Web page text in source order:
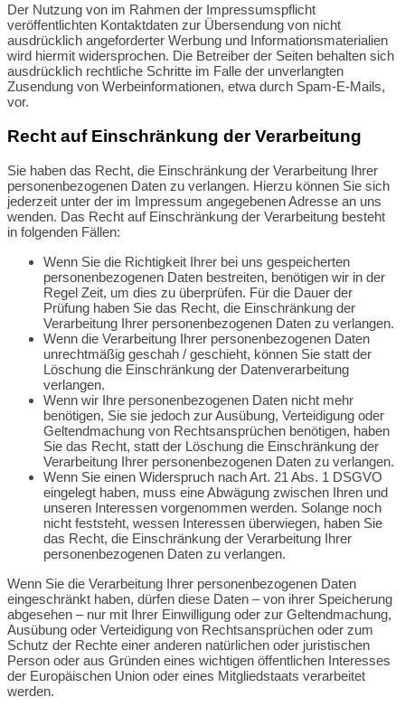
Der Nutzung von im Rahmen der Impressumspflicht
veröffentlichten Kontaktdaten zur Übersendung von nicht
ausdrücklich angeforderter Werbung und Informationsmaterialien
wird hiermit widersprochen. Die Betreiber der Seiten behalten sich
ausdrücklich rechtliche Schritte im Falle der unverlangten
Zusendung von Werbeinformationen, etwa durch Spam-E-Mails,
vor.
Recht auf Einschränkung der Verarbeitung
Sie haben das Recht, die Einschränkung der Verarbeitung Ihrer
personenbezogenen Daten zu verlangen. Hierzu können Sie sich
jederzeit unter der im Impressum angegebenen Adresse an uns
wenden. Das Recht auf Einschränkung der Verarbeitung besteht
in folgenden Fällen:
Wenn Sie die Richtigkeit Ihrer bei uns gespeicherten
personenbezogenen Daten bestreiten, benötigen wir in der
Regel Zeit, um dies zu überprüfen. Für die Dauer der
Prüfung haben Sie das Recht, die Einschränkung der
Verarbeitung Ihrer personenbezogenen Daten zu verlangen.
Wenn die Verarbeitung Ihrer personenbezogenen Daten
unrechtmäßig geschah / geschieht, können Sie statt der
Löschung die Einschränkung der Datenverarbeitung
verlangen.
Wenn wir Ihre personenbezogenen Daten nicht mehr
benötigen, Sie sie jedoch zur Ausübung, Verteidigung oder
Geltendmachung von Rechtsansprüchen benötigen, haben
Sie das Recht, statt der Löschung die Einschränkung der
Verarbeitung Ihrer personenbezogenen Daten zu verlangen.
Wenn Sie einen Widerspruch nach Art. 21 Abs. 1 DSGVO
eingelegt haben, muss eine Abwägung zwischen Ihren und
unseren Interessen vorgenommen werden. Solange noch
nicht feststeht, wessen Interessen überwiegen, haben Sie
das Recht, die Einschränkung der Verarbeitung Ihrer
personenbezogenen Daten zu verlangen.
Wenn Sie die Verarbeitung Ihrer personenbezogenen Daten
eingeschränkt haben, dürfen diese Daten – von ihrer Speicherung
abgesehen – nur mit Ihrer Einwilligung oder zur Geltendmachung,
Ausübung oder Verteidigung von Rechtsansprüchen oder zum
Schutz der Rechte einer anderen natürlichen oder juristischen
Person oder aus Gründen eines wichtigen öffentlichen Interesses
der Europäischen Union oder eines Mitgliedstaats verarbeitet
werden.